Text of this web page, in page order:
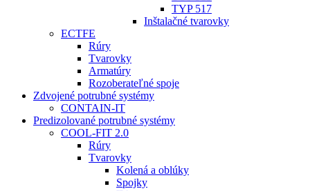
TYP 517
Inštalačné tvarovky
ECTFE
Rúry
Tvarovky
Armatúry
Rozoberateľné spoje
Zdvojené potrubné systémy
CONTAIN-IT
Predizolované potrubné systémy
COOL-FIT 2.0
Rúry
Tvarovky
Kolená a oblúky
Spojky